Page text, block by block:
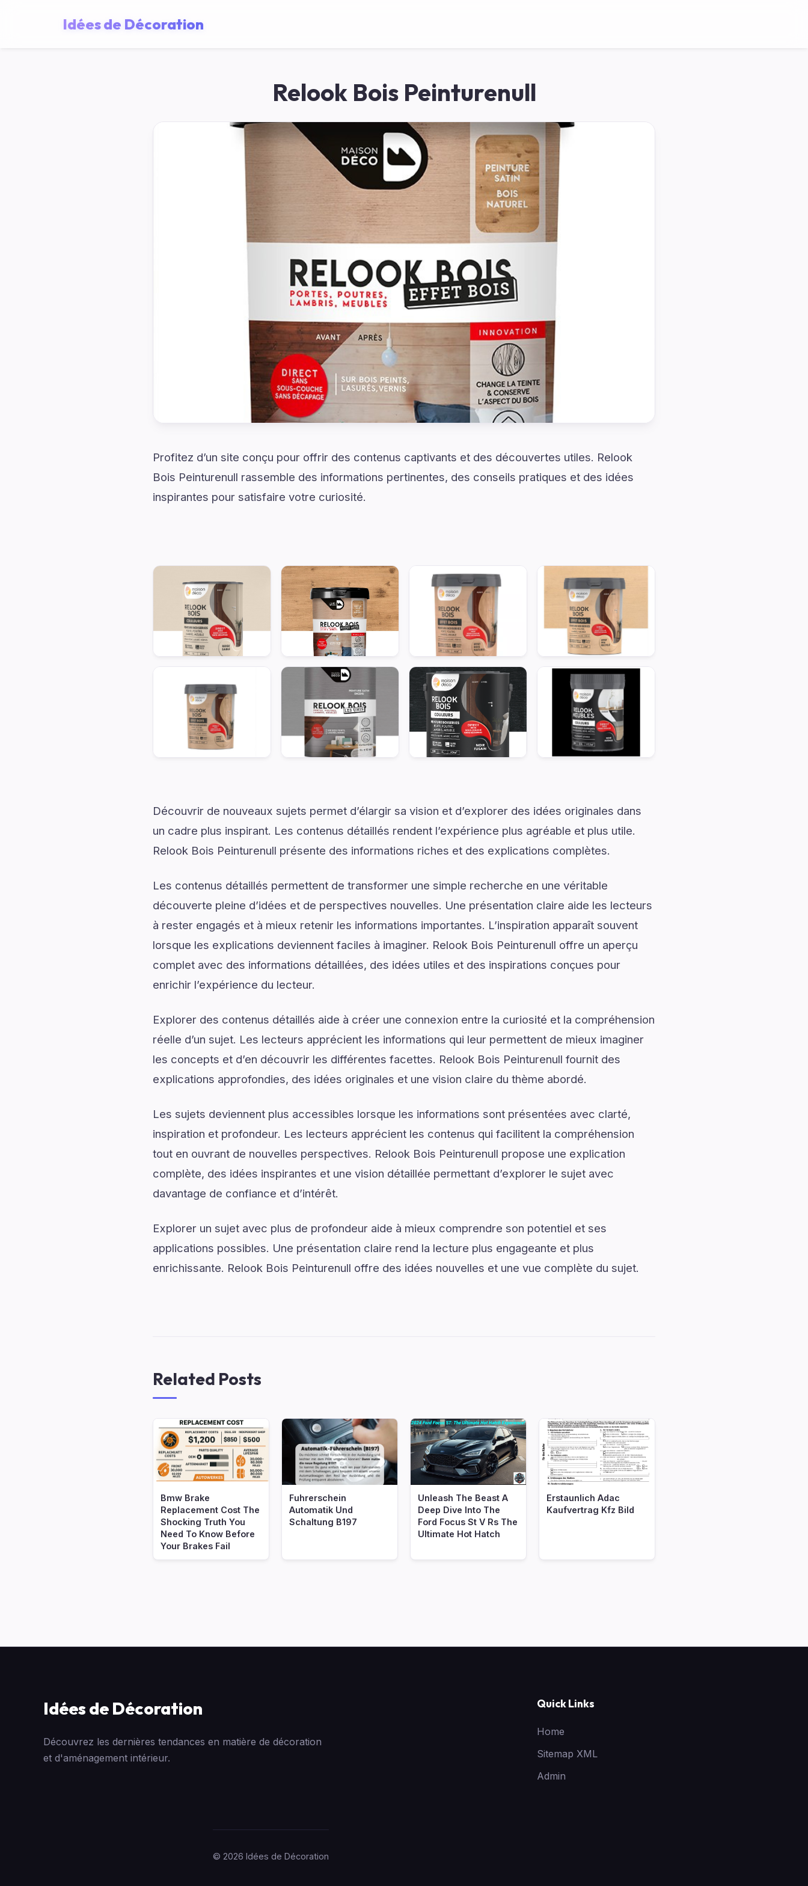
Idées de Décoration
Relook Bois Peinturenull
Profitez d’un site conçu pour offrir des contenus captivants et des découvertes utiles. Relook
Bois Peinturenull rassemble des informations pertinentes, des conseils pratiques et des idées
inspirantes pour satisfaire votre curiosité.
Découvrir de nouveaux sujets permet d’élargir sa vision et d’explorer des idées originales dans
un cadre plus inspirant. Les contenus détaillés rendent l’expérience plus agréable et plus utile.
Relook Bois Peinturenull présente des informations riches et des explications complètes.
Les contenus détaillés permettent de transformer une simple recherche en une véritable
découverte pleine d’idées et de perspectives nouvelles. Une présentation claire aide les lecteurs
à rester engagés et à mieux retenir les informations importantes. L’inspiration apparaît souvent
lorsque les explications deviennent faciles à imaginer. Relook Bois Peinturenull offre un aperçu
complet avec des informations détaillées, des idées utiles et des inspirations conçues pour
enrichir l’expérience du lecteur.
Explorer des contenus détaillés aide à créer une connexion entre la curiosité et la compréhension
réelle d’un sujet. Les lecteurs apprécient les informations qui leur permettent de mieux imaginer
les concepts et d’en découvrir les différentes facettes. Relook Bois Peinturenull fournit des
explications approfondies, des idées originales et une vision claire du thème abordé.
Les sujets deviennent plus accessibles lorsque les informations sont présentées avec clarté,
inspiration et profondeur. Les lecteurs apprécient les contenus qui facilitent la compréhension
tout en ouvrant de nouvelles perspectives. Relook Bois Peinturenull propose une explication
complète, des idées inspirantes et une vision détaillée permettant d’explorer le sujet avec
davantage de confiance et d’intérêt.
Explorer un sujet avec plus de profondeur aide à mieux comprendre son potentiel et ses
applications possibles. Une présentation claire rend la lecture plus engageante et plus
enrichissante. Relook Bois Peinturenull offre des idées nouvelles et une vue complète du sujet.
Related Posts
Bmw Brake
Replacement Cost The
Shocking Truth You
Need To Know Before
Your Brakes Fail
Fuhrerschein
Automatik Und
Schaltung B197
Unleash The Beast A
Deep Dive Into The
Ford Focus St V Rs The
Ultimate Hot Hatch
Erstaunlich Adac
Kaufvertrag Kfz Bild
Idées de Décoration
Découvrez les dernières tendances en matière de décoration
et d'aménagement intérieur.
Quick Links
Home
Sitemap XML
Admin
© 2026 Idées de Décoration